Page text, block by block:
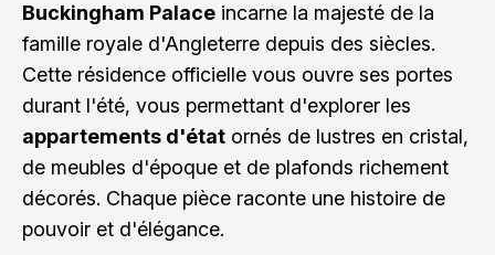
Buckingham Palace incarne la majesté de la
famille royale d'Angleterre depuis des siècles.
Cette résidence officielle vous ouvre ses portes
durant l'été, vous permettant d'explorer les
appartements d'état ornés de lustres en cristal,
de meubles d'époque et de plafonds richement
décorés. Chaque pièce raconte une histoire de
pouvoir et d'élégance.